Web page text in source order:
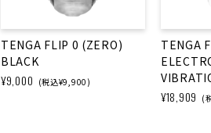
TENGA FLIP 0 (ZERO)
BLACK
¥9,000 (税込¥9,900)
TENGA
¥18,909 (